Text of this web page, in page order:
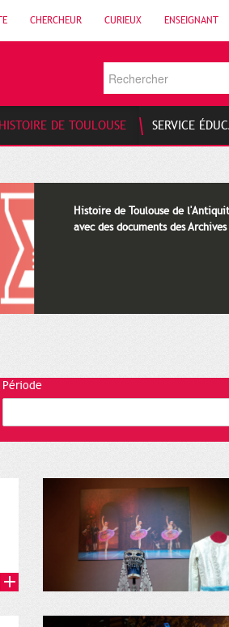
CHERCHEUR CURIEUX ENSEIGNANT
HISTOIRE DE TOULOUSE SERVICE
Histoire de Toulouse de
avec des documents des
Période